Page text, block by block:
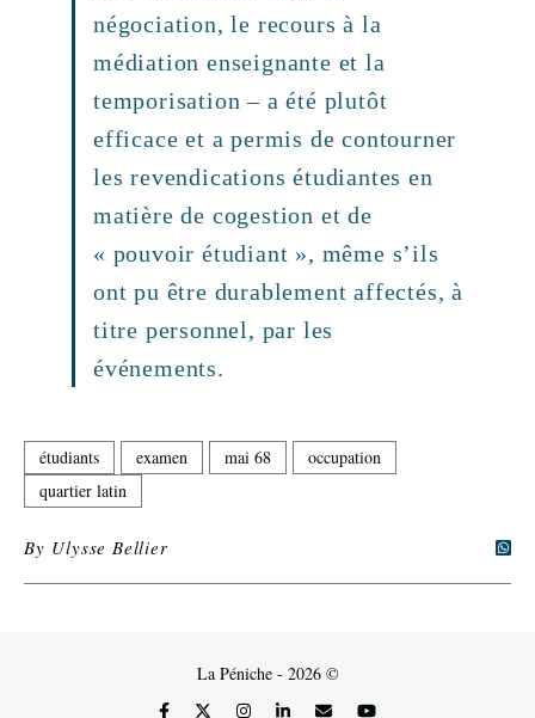
négociation, le recours à la
médiation enseignante et la
temporisation – a été plutôt
efficace et a permis de contourner
les revendications étudiantes en
matière de cogestion et de
« pouvoir étudiant », même s’ils
ont pu être durablement affectés, à
titre personnel, par les
événements.
étudiants examen mai 68
occupation
quartier latin
By Ulysse Bellier
La Péniche - 2026 ©